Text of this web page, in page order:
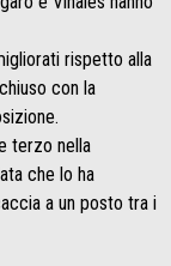
rispetto alla
con la
terzo nella
che lo ha
a un posto tra i